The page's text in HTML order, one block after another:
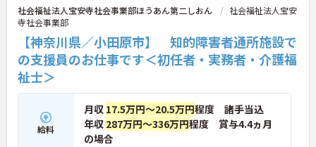
社会福祉法人宝安寺社会事業部ほうあん第二しおん
社会福祉法人宝安
寺社会事業部
【神奈川県／小田原市】 知的障害者通所施設で
の支援員のお仕事です＜初任者・実務者・介護福
祉士＞
給料
月収 17.5万円～20.5万円程度 諸手当込
年収 287万円～336万円程度 賞与4.4ヵ月
の場合